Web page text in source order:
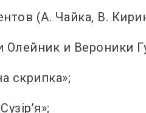
(А. Чайка, В.
Олейник и Вероники
скрипка»;